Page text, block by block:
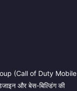
(Call of Duty Mobile
और बेस-बिल्डिंग की